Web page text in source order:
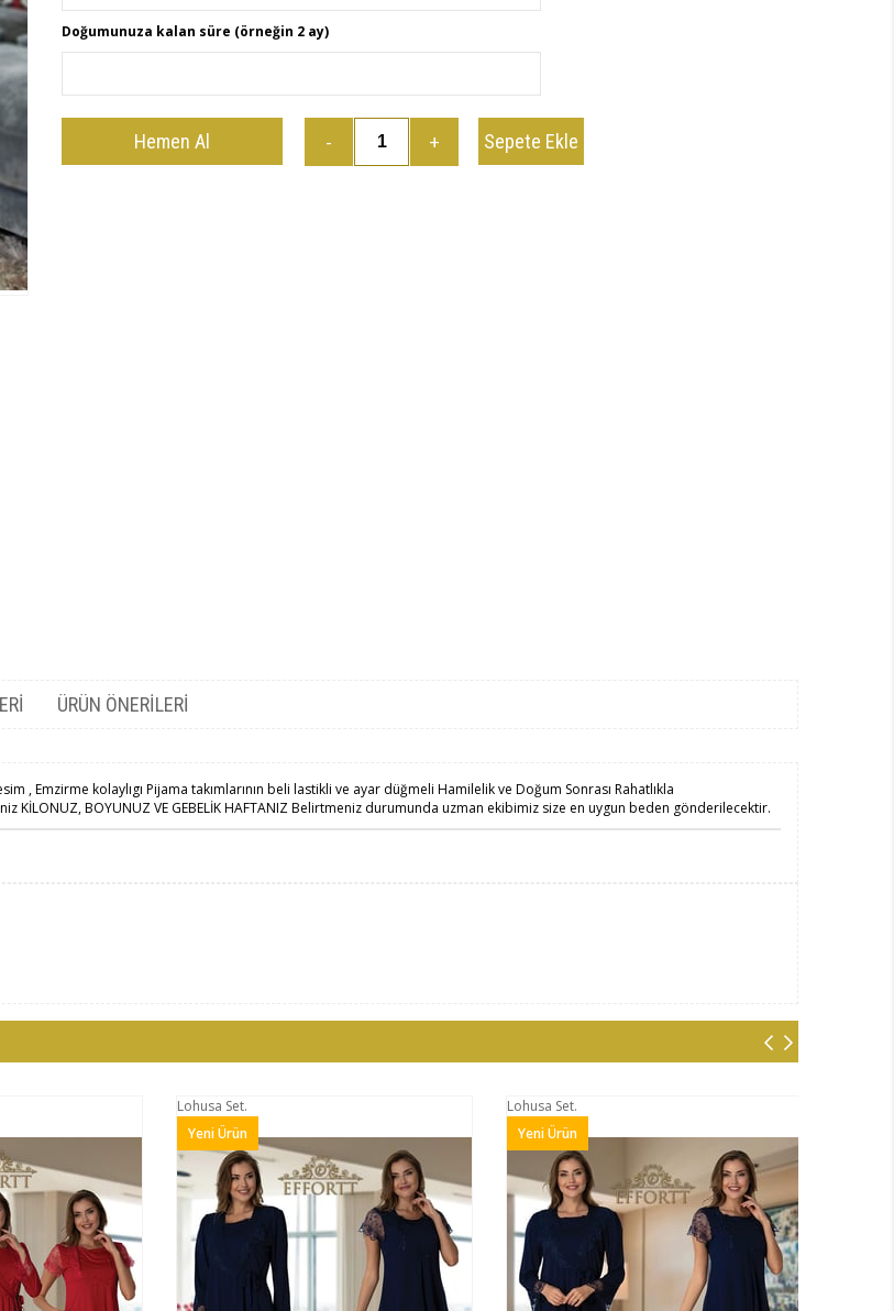
Doğumunuza kalan süre (örneğin 2 ay)
ÜRÜN ÖNERILERI
, Emzirme kolaylıgı Pijama takımlarının beli lastikli ve ayar düğmeli Hamilelik ve Doğum Sonrası Rahatlıkla
BOYUNUZ VE GEBELİK HAFTANIZ Belirtmeniz durumunda uzman ekibimiz size en uygun beden gönderilecektir.
Lohusa Set.
Yeni Ürün
Lohusa Set.
Yeni Ürün